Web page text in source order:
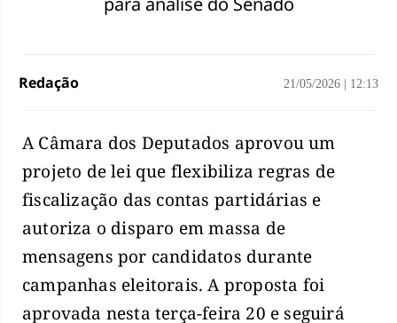
Redação 21/05/2026 12:13
A Câmara dos Deputados aprovou um
projeto de lei que flexibiliza regras de
fiscalização das contas partidárias e
autoriza o disparo em massa de
mensagens por candidatos durante
campanhas eleitorais. A proposta foi
aprovada nesta terça-feira 20 e seguirá